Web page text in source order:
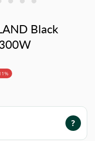
Black
?